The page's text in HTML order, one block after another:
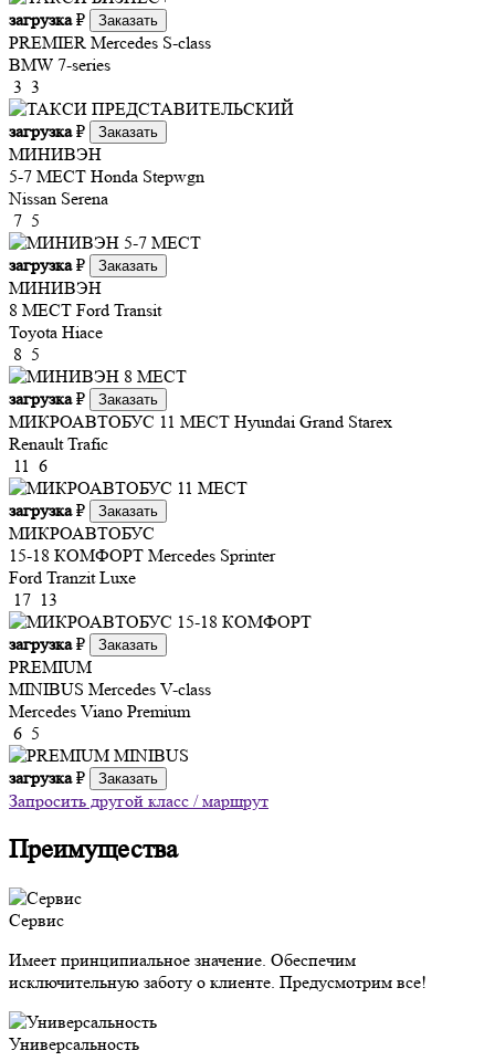
загрузка₽ Заказать
PREMIER Mercedes S-class
BMW 7-series
3 3
загрузка₽ Заказать
МИНИВЭН
5-7 МЕСТ Honda Stepwgn
Nissan Serena
7 5
загрузка₽ Заказать
МИНИВЭН
8 МЕСТ Ford Transit
Toyota Hiace
8 5
загрузка₽ Заказать
МИКРОАВТОБУС 11 МЕСТ Hyundai Grand Starex
Renault Trafic
11 6
загрузка₽ Заказать
МИКРОАВТОБУС
15-18 КОМФОРТ Mercedes Sprinter
Ford Tranzit Luxe
17 13
загрузка₽ Заказать
PREMIUM
MINIBUS Mercedes V-class
Mercedes Viano Premium
6 5
загрузка₽ Заказать
Запросить другой класс / маршрут
Преимущества
Сервис
Имеет принципиальное значение. Обеспечим
исключительную заботу о клиенте. Предусмотрим все!
Универсальность